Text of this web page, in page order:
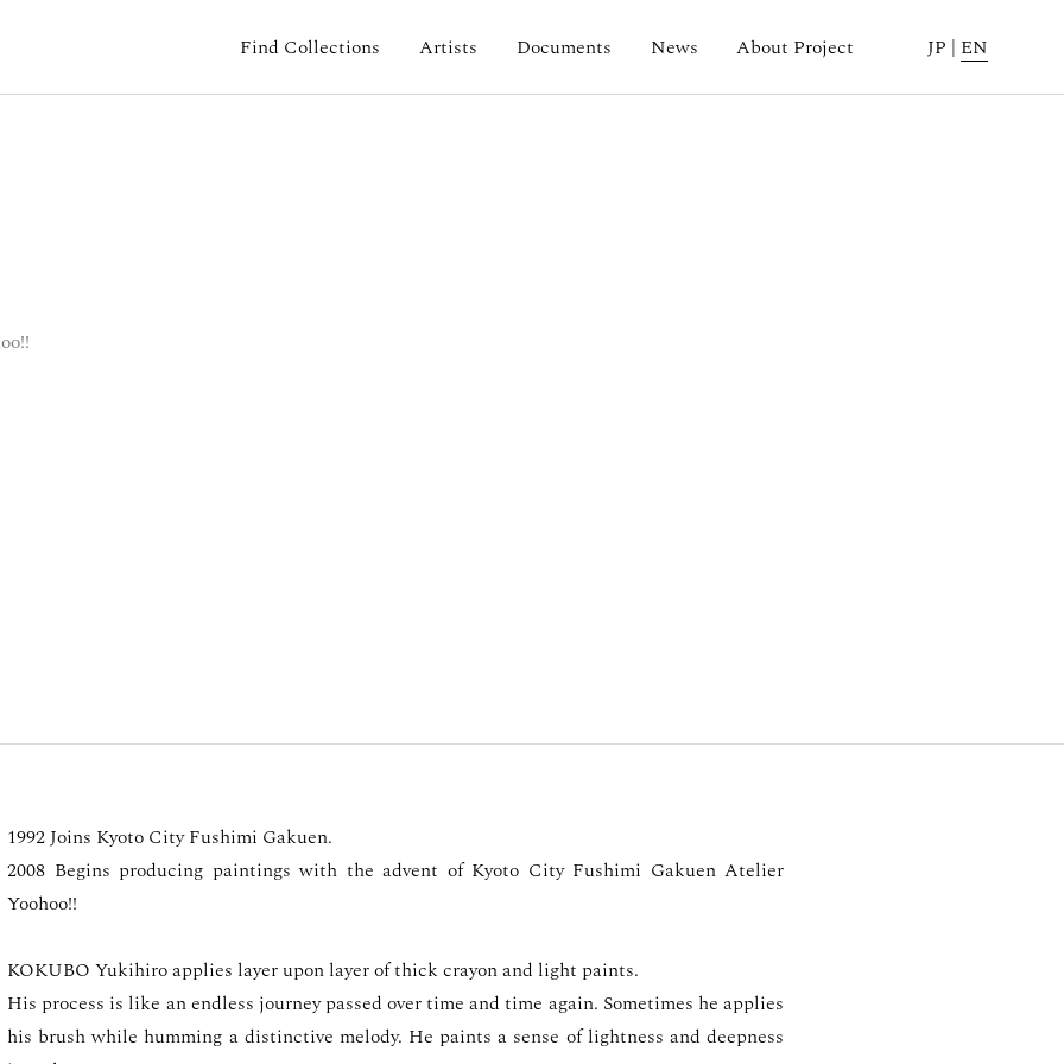
Find Collections Artists Documents News About Project JP | EN
1992 Joins Kyoto City Fushimi Gakuen.
2008 Begins producing paintings with the advent of Kyoto City Fushimi Gakuen Atelier
Yoohoo!!
KOKUBO Yukihiro applies layer upon layer of thick crayon and light paints.
His process is like an endless journey passed over time and time again. Sometimes he applies
his brush while humming a distinctive melody. He paints a sense of lightness and deepness